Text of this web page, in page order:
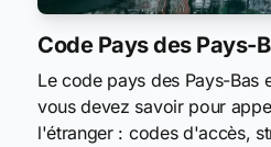
Code Pays des Pays-
Le code pays des Pays-Bas
vous devez savoir pour
l'étranger : codes d'accès,